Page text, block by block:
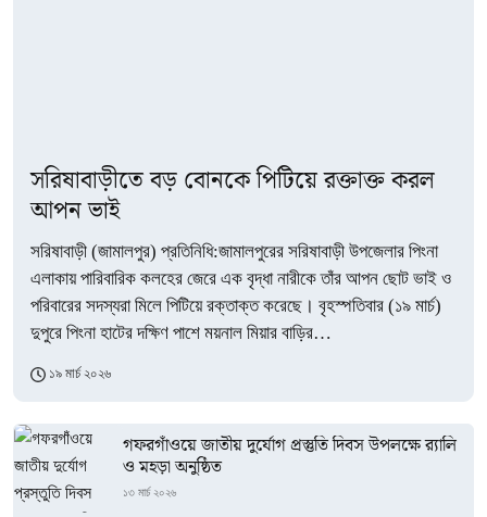
সরিষাবাড়ীতে বড় বোনকে পিটিয়ে রক্তাক্ত করল
আপন ভাই
সরিষাবাড়ী (জামালপুর) প্রতিনিধি:জামালপুরের সরিষাবাড়ী উপজেলার পিংনা
এলাকায় পারিবারিক কলহের জেরে এক বৃদ্ধা নারীকে তাঁর আপন ছোট ভাই ও
পরিবারের সদস্যরা মিলে পিটিয়ে রক্তাক্ত করেছে। বৃহস্পতিবার (১৯ মার্চ)
দুপুরে পিংনা হাটের দক্ষিণ পাশে ময়নাল মিয়ার বাড়ির…
১৯ মার্চ ২০২৬
গফরগাঁওয়ে জাতীয় দুর্যোগ প্রস্তুতি দিবস উপলক্ষে র‍্যালি
ও মহড়া অনুষ্ঠিত
১৩ মার্চ ২০২৬